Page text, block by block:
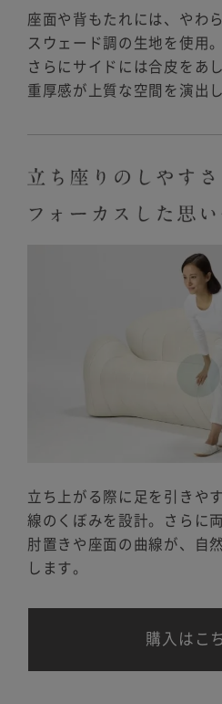
座面や背もたれには、やわ
スウェード調の生地を使用。
さらにサイドには合皮をあ
重厚感が上質な空間を演出
立ち上がる際に足を引きや
線のくぼみを設計。さらに
肘置きや座面の曲線が、自
します。
購入はこ